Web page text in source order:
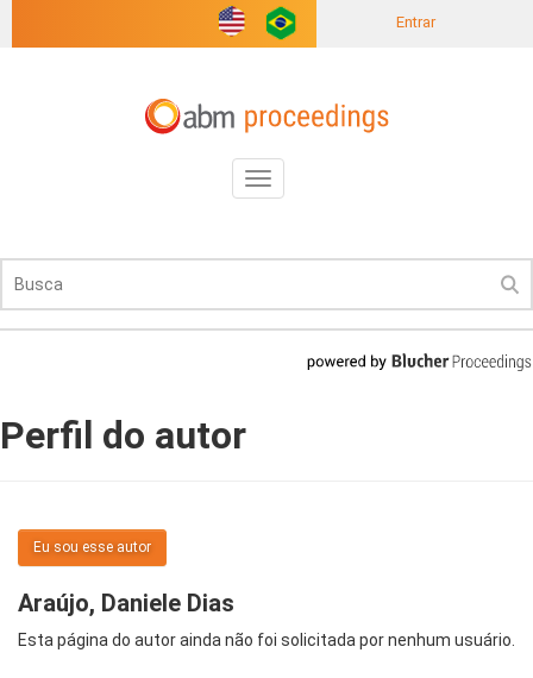
Entrar
Toggle
navigation
Perfil do autor
Eu sou esse autor
Araújo, Daniele Dias
Esta página do autor ainda não foi solicitada por nenhum usuário.